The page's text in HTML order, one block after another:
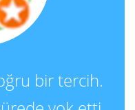
bir tercih.